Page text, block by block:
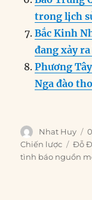
trong lịch
Bắc Kinh
đang xảy
Phương
Nga đào
Author
Nhat Huy
Chiến lược
Tags
Đỗ
tình báo nguồn